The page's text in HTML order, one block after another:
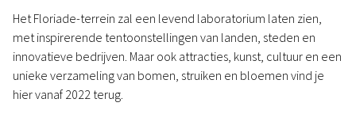
Het Floriade-terrein zal een levend laboratorium laten zien,
met inspirerende tentoonstellingen van landen, steden en
innovatieve bedrijven. Maar ook attracties, kunst, cultuur en een
unieke verzameling van bomen, struiken en bloemen vind je
hier vanaf 2022 terug.